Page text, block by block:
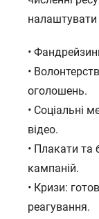
•
•
оголошень.
• Соціальні
відео.
• Плакати та
кампаній.
• Кризи:
реагування.